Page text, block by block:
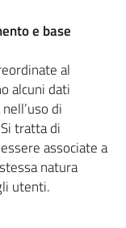
e base
al
alcuni dati
di
tratta di
associate a
natura
utenti.